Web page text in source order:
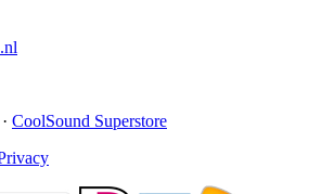
CoolSound Superstore